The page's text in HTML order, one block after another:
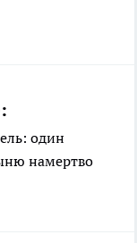
один
намертво